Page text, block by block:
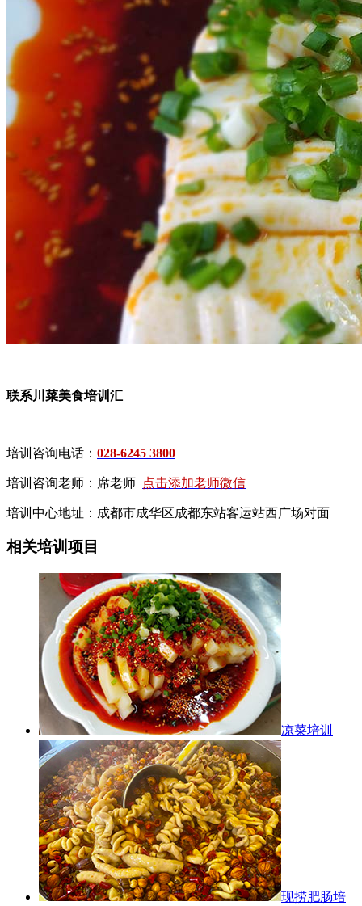
联系川菜美食培训汇
培训咨询电话： 028-6245 3800
培训咨询老师：席老师 点击添加老师微信
培训中心地址：成都市成华区成都东站客运站西广场对面
相关培训项目
凉菜培训
现捞肥肠培